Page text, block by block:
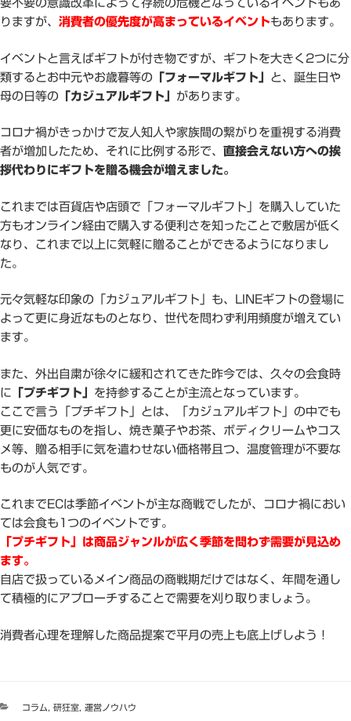
要不要の意識改革によって存続の危機となっているイベントもあ
りますが、 消費者の優先度が高まっているイベントもあります。
イベントと言えばギフトが付き物ですが、ギフトを大きく2つに分
類するとお中元やお歳暮等の 「フォーマルギフト」 と、誕生日や
母の日等の 「カジュアルギフト」 があります。
コロナ禍がきっかけで友人知人や家族間の繋がりを重視する消費
者が増加したため、それに比例する形で、 直接会えない方への挨
拶代わりにギフトを贈る機会が増えました。
これまでは百貨店や店頭で「フォーマルギフト」を購入していた
方もオンライン経由で購入する便利さを知ったことで敷居が低く
なり、これまで以上に気軽に贈ることができるようになりまし
た。
元々気軽な印象の「カジュアルギフト」も、LINEギフトの登場に
よって更に身近なものとなり、世代を問わず利用頻度が増えてい
ます。
また、外出自粛が徐々に緩和されてきた昨今では、久々の会食時
に 「プチギフト」 を持参することが主流となっています。
ここで言う「プチギフト」とは、「カジュアルギフト」の中でも
更に安価なものを指し、焼き菓子やお茶、ボディクリームやコス
メ等、贈る相手に気を遣わせない価格帯且つ、温度管理が不要な
ものが人気です。
これまでECは季節イベントが主な商戦でしたが、コロナ禍におい
ては会食も1つのイベントです。
「プチギフト」は商品ジャンルが広く季節を問わず需要が見込め
ます。
自店で扱っているメイン商品の商戦期だけではなく、年間を通し
て積極的にアプローチすることで需要を刈り取りましょう。
消費者心理を理解した商品提案で平月の売上も底上げしよう！
カ
コラム 研狂室, 運営ノウハウ